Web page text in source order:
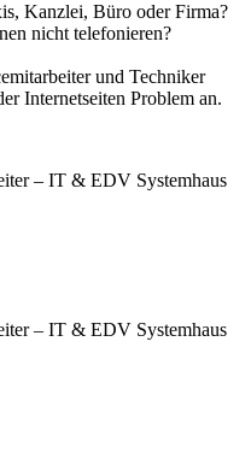
Kanzlei, Büro oder Firma?
nicht telefonieren?
und Techniker
Internetseiten Problem an.
– IT & EDV Systemhaus
– IT & EDV Systemhaus